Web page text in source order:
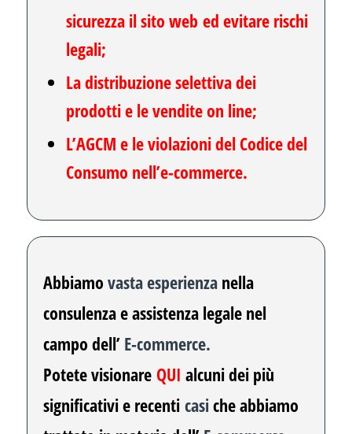
sicurezza il sito web ed evitare rischi
legali;
La distribuzione selettiva dei
prodottie le vendite on line;
L’AGCM e le violazioni del Codice del
Consumo nell’e-commerce.
Abbiamo vasta esperienzanella
consulenza e assistenza legale nel
campo dell’ E-commerce.
Potete visionare QUI alcuni dei più
significativi e recenti casiche abbiamo